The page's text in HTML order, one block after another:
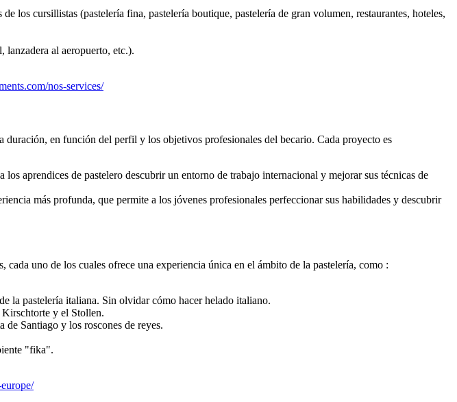
los cursillistas (pastelería fina, pastelería boutique, pastelería de gran volumen, restaurantes, hoteles,
al aeropuerto, etc.).
nos-services/
duración, en función del perfil y los objetivos profesionales del becario. Cada proyecto es
aprendices de pastelero descubrir un entorno de trabajo internacional y mejorar sus técnicas de
más profunda, que permite a los jóvenes profesionales perfeccionar sus habilidades y descubrir
uno de los cuales ofrece una experiencia única en el ámbito de la pastelería, como :
la pastelería italiana. Sin olvidar cómo hacer helado italiano.
y el Stollen.
de Santiago y los roscones de reyes.
"fika".